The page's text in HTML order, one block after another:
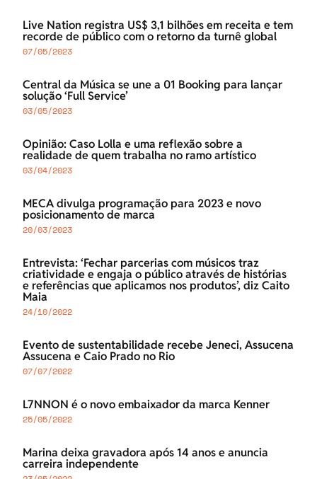
Live Nation registra US$ 3,1 bilhões em receita e tem
recorde de público com o retorno da turnê global
07/05/2023
Central da Música se une a 01 Booking para lançar
solução ‘Full Service’
03/05/2023
Opinião: Caso Lolla e uma reflexão sobre a
realidade de quem trabalha no ramo artístico
03/04/2023
MECA divulga programação para 2023 e novo
posicionamento de marca
20/03/2023
Entrevista: ‘Fechar parcerias com músicos traz
criatividade e engaja o público através de histórias
e referências que aplicamos nos produtos’, diz Caito
Maia
24/10/2022
Evento de sustentabilidade recebe Jeneci, Assucena
Assucena e Caio Prado no Rio
07/07/2022
L7NNON é o novo embaixador da marca Kenner
25/05/2022
Marina deixa gravadora após 14 anos e anuncia
carreira independente